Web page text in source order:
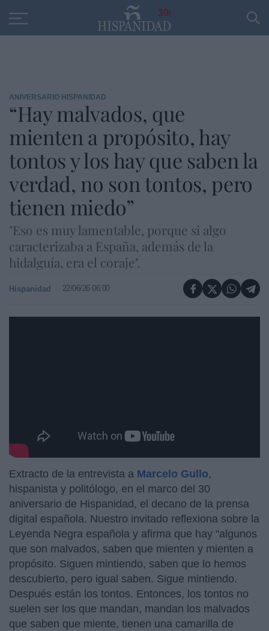
30
ANIVERSARIO HISPANIDAD
“Hay malvados, que
mienten a propósito, hay
tontos y los hay que saben la
verdad, no son tontos, pero
tienen miedo”
"Eso es muy lamentable, porque si algo
caracterizaba a España, además de la
hidalguía, era el coraje".
Hispanidad 22/06/26 06:00
Extracto de la entrevista a Marcelo Gullo,
hispanista y politólogo, en el marco del 30
aniversario de Hispanidad, el decano de la prensa
digital española. Nuestro invitado reflexiona sobre la
Leyenda Negra española y afirma que hay "algunos
que son malvados, saben que mienten y mienten a
propósito. Siguen mintiendo, saben que lo hemos
descubierto, pero igual saben. Sigue mintiendo.
Después están los tontos. Entonces, los tontos no
suelen ser los que mandan, mandan los malvados
que saben que miente, tienen una camarilla de